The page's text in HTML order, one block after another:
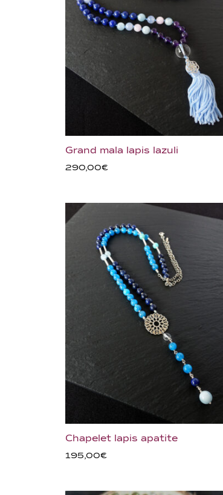
Grand mala lapis lazuli
290,00€
Chapelet lapis apatite
195,00€